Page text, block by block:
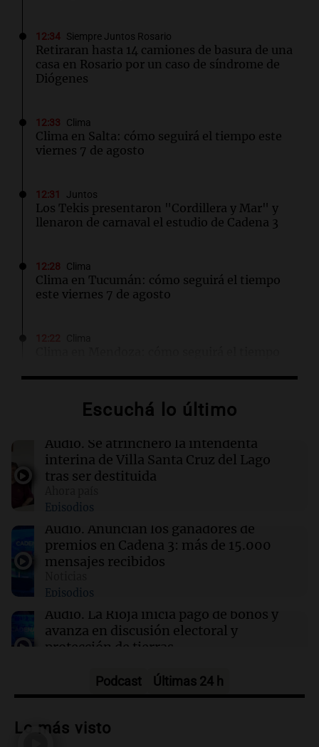
12:34 Siempre Juntos Rosario
Retiraran hasta 14 camiones de basura de una
casa en Rosario por un caso de síndrome de
Diógenes
12:33 Clima
Clima en Salta: cómo seguirá el tiempo este
viernes 7 de agosto
12:31 Juntos
Los Tekis presentaron "Cordillera y Mar" y
llenaron de carnaval el estudio de Cadena 3
12:28 Clima
Clima en Tucumán: cómo seguirá el tiempo
este viernes 7 de agosto
Clima
este viernes 7 de agosto
12:13 Juntos
Santa Cruz del Lago y se atrincheró
12:13 Sociedad
Quiniela la primera de la mañana: conocé los
agosto.
Escuchá lo último
Audio. Se atrincheró la intendenta
interina de Villa Santa Cruz del Lago
tras ser destituida
Episodios
Audio. Anuncian los ganadores de
premios en Cadena 3: más de 15.000
mensajes recibidos
Episodios
Audio. La Rioja inicia pago de bonos y
avanza en discusión electoral y
protección de tierras
Audio.Los Tekis presentaron
carnaval el estudio de Cadena 3
Podcast Últimas 24 h
Lo más visto